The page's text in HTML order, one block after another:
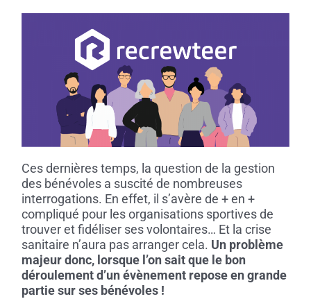
Ces dernières temps, la question de la gestion
des bénévoles a suscité de nombreuses
interrogations. En effet, il s’avère de + en +
compliqué pour les organisations sportives de
trouver et fidéliser ses volontaires… Et la crise
sanitaire n’aura pas arranger cela. Un problème
majeur donc, lorsque l’on sait que le bon
déroulement d’un évènement repose en grande
partie sur ses bénévoles !